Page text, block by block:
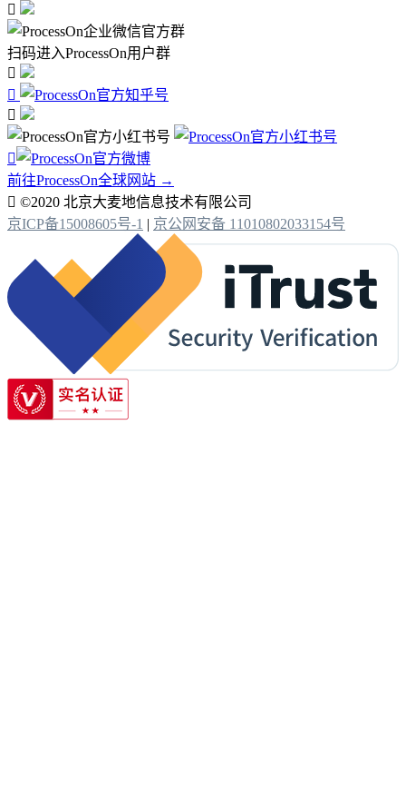

扫码进入ProcessOn用户群




前往ProcessOn全球网站 →
 ©2020 北京大麦地信息技术有限公司
京ICP备15008605号-1 | 京公网安备 11010802033154号